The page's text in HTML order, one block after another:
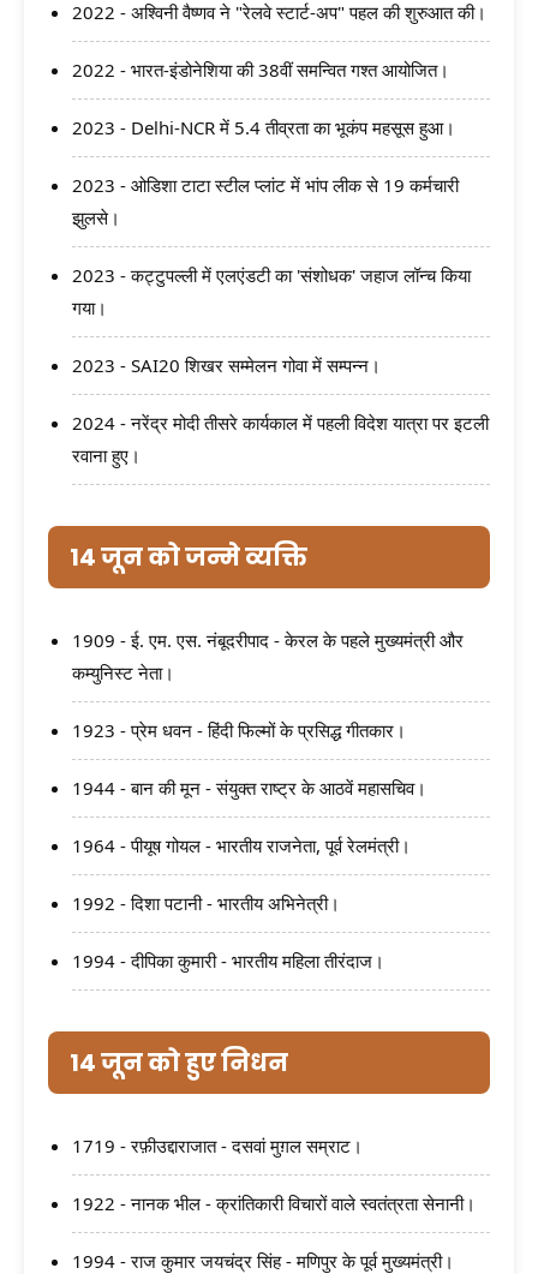
2022 - अश्विनी वैष्णव ने "रेलवे स्टार्ट-अप" पहल की शुरुआत की।
2022 - भारत-इंडोनेशिया की 38वीं समन्वित गश्त आयोजित।
2023 - Delhi-NCR में 5.4 तीव्रता का भूकंप महसूस हुआ।
2023 - ओडिशा टाटा स्टील प्लांट में भांप लीक से 19 कर्मचारी
झुलसे।
2023 - कट्टुपल्ली में एलएंडटी का 'संशोधक' जहाज लॉन्च किया
गया।
2023 - SAI20 शिखर सम्मेलन गोवा में सम्पन्न।
2024 - नरेंद्र मोदी तीसरे कार्यकाल में पहली विदेश यात्रा पर इटली
रवाना हुए।
14 जून को जन्मे व्यक्ति
1909 - ई. एम. एस. नंबूदरीपाद - केरल के पहले मुख्यमंत्री और
कम्युनिस्ट नेता।
1923 - प्रेम धवन - हिंदी फिल्मों के प्रसिद्ध गीतकार।
1944 - बान की मून - संयुक्त राष्ट्र के आठवें महासचिव।
1964 - पीयूष गोयल - भारतीय राजनेता, पूर्व रेलमंत्री।
1992 - दिशा पटानी - भारतीय अभिनेत्री।
1994 - दीपिका कुमारी - भारतीय महिला तीरंदाज।
14 जून को हुए निधन
1719 - रफ़ीउद्दाराजात - दसवां मुग़ल सम्राट।
1922 - नानक भील - क्रांतिकारी विचारों वाले स्वतंत्रता सेनानी।
1994 - राज कुमार जयचंद्र सिंह - मणिपुर के पूर्व मुख्यमंत्री।